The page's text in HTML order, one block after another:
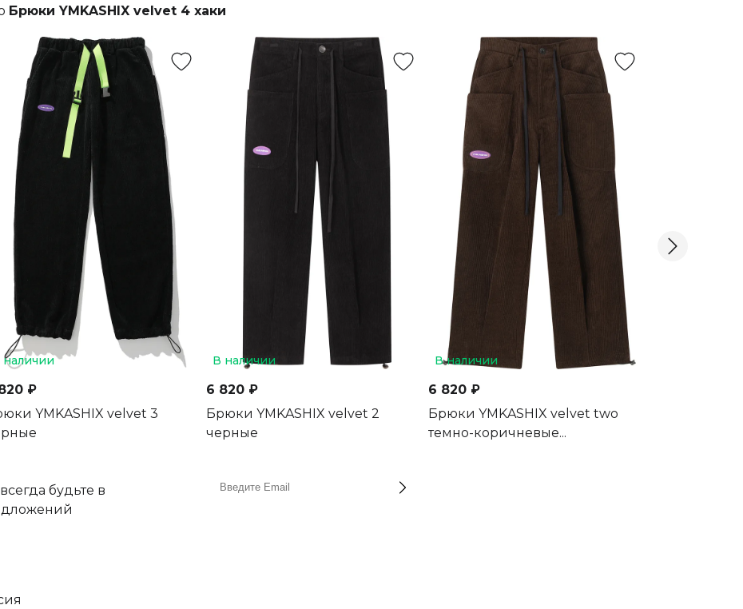
Брюки YMKASHIX velvet 4 хаки
наличии
₽
YMKASHIX velvet 3
В наличии
6 820 ₽
Брюки YMKASHIX velvet 2
черные
В наличии
6 820 ₽
Брюки YMKASHIX velvet two
темно-коричневые...
будьте в